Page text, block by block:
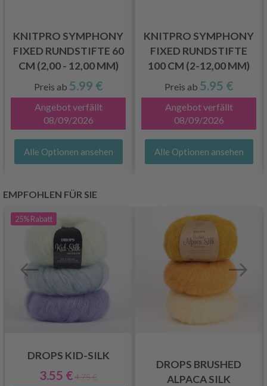
KNITPRO SYMPHONY
FIXED RUNDSTIFTE 60
CM (2,00 - 12,00 MM)
Preis ab 5.99 €
Angebot verfällt
08/09/2026
Alle Optionen ansehen
KNITPRO SYMPHONY
FIXED RUNDSTIFTE
100 CM (2-12,00 MM)
Preis ab 5.95 €
Angebot verfällt
08/09/2026
Alle Optionen ansehen
EMPFOHLEN FÜR SIE
25%Rabatt
DROPS KID-SILK
3.55 €4.75 €
DROPS BRUSHED
ALPACA SILK